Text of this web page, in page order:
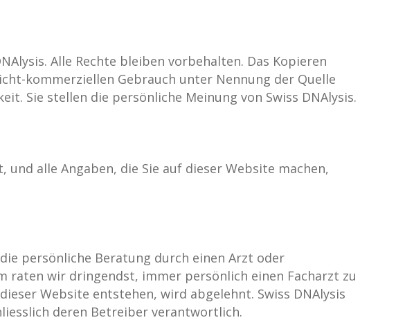
Alle Rechte bleiben vorbehalten. Das Kopieren
kommerziellen Gebrauch unter Nennung der Quelle
Sie stellen die persönliche Meinung von Swiss DNAlysis.
alle Angaben, die Sie auf dieser Website machen,
persönliche Beratung durch einen Arzt oder
raten wir dringendst, immer persönlich einen Facharzt zu
Website entstehen, wird abgelehnt. Swiss DNAlysis
deren Betreiber verantwortlich.